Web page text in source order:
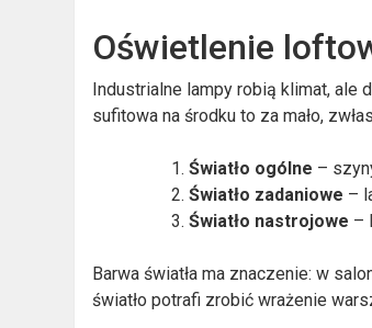
Oświetlenie
Industrialne lampy robią klimat, ale
sufitowa na środku to za mało,
Światło ogólne –
Światło zadaniowe –
Światło nastrojowe –
Barwa światła ma znaczenie: w
światło potrafi zrobić wrażenie